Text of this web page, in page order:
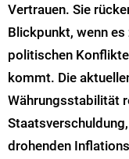
Vertrauen. Sie
Blickpunkt, wenn
politischen
kommt. Die
Währungsstabilität
drohenden